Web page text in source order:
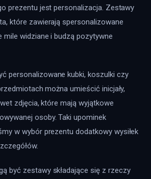
prezentu jest personalizacja. Zestawy
które zawierają spersonalizowane
mile widziane i budzą pozytywne
personalizowane kubki, koszulki czy
można umieścić inicjały,
zdjęcia, które mają wyjątkowe
osoby. Taki upominek
w wybór prezentu dodatkowy wysiłek
być zestawy składające się z rzeczy